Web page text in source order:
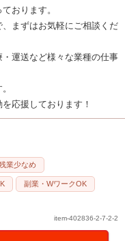
おります。
まずはお気軽にご相談くだ
運送など様々な業種の仕事
応援しております！
業少なめ
副業・WワークOK
item-402836-2-7-2-2